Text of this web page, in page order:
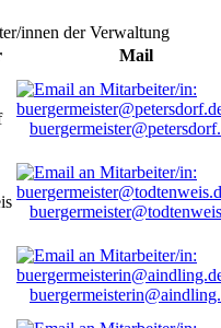
innen der Verwaltung
Mail